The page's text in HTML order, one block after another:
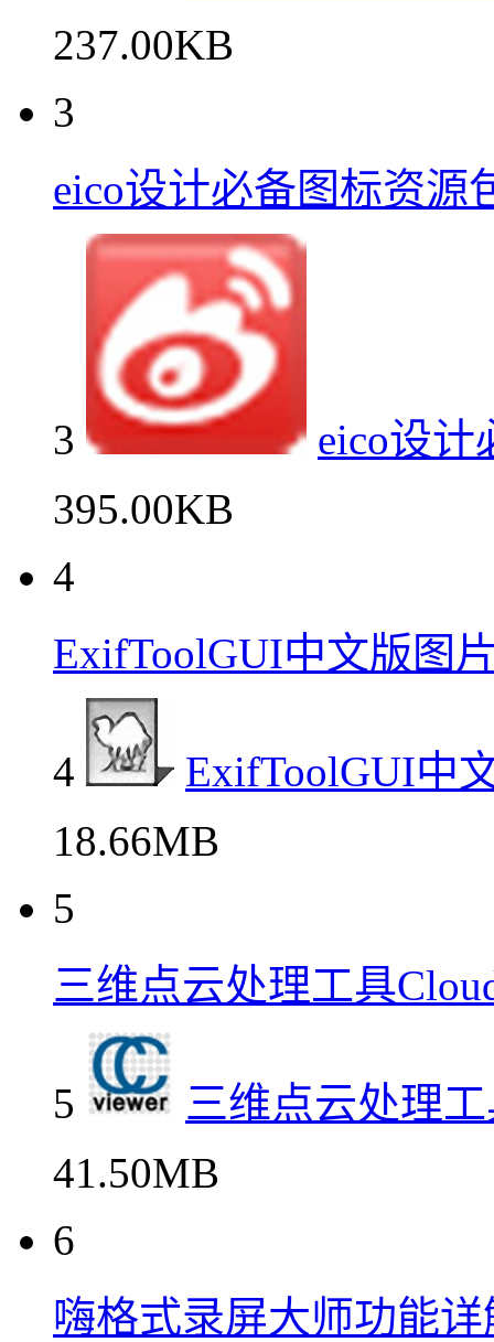
237.00KB
3
eico设计必备图标资源
3
eico设计
395.00KB
4
ExifToolGUI中文版图
4
ExifToolGUI中
18.66MB
5
三维点云处理工具
5
三维点云处理
41.50MB
6
嗨格式录屏大师功能